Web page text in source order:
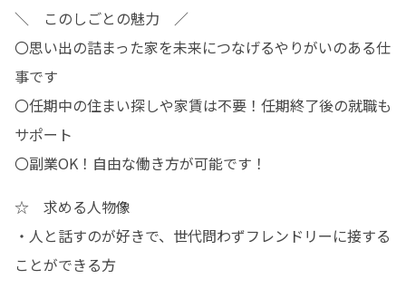
＼　このしごとの魅力　／
〇思い出の詰まった家を未来につなげるやりがいのある仕
事です
〇任期中の住まい探しや家賃は不要！任期終了後の就職も
サポート
〇副業OK！自由な働き方が可能です！
☆	求める人物像
・人と話すのが好きで、世代問わずフレンドリーに接する
ことができる方